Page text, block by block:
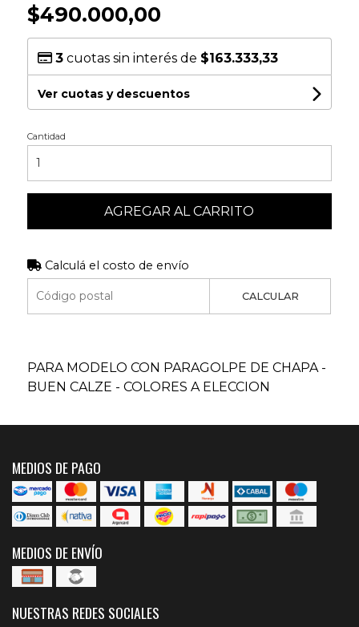
$490.000,00
3cuotas sin interés de $163.333,33
Ver cuotas y descuentos
Cantidad
AGREGAR AL CARRITO
Calculá el costo de envío
CALCULAR
PARA MODELO CON PARAGOLPE DE CHAPA -
BUEN CALZE - COLORES A ELECCION
MEDIOS DE PAGO
MEDIOS DE ENVÍO
NUESTRAS REDES SOCIALES